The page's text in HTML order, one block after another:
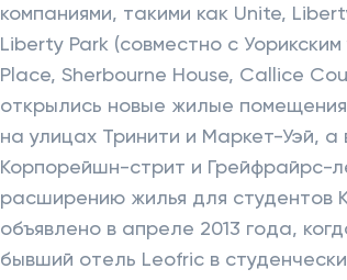
компаниями, такими как Unite,
Liberty Park (совместно с
Place, Sherbourne House, Callice
открылись новые жилые
на улицах Тринити и Маркет-Уэй,
Корпорейшн-стрит и Грейфрайрс-
расширению жилья для студентов
объявлено в апреле 2013 года,
бывший отель Leofric в